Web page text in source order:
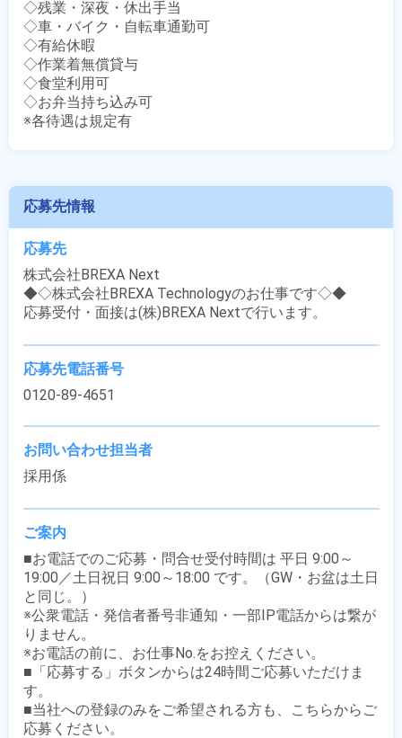
◇残業・深夜・休出手当
◇車・バイク・自転車通勤可
◇有給休暇
◇作業着無償貸与
◇食堂利用可
◇お弁当持ち込み可
※各待遇は規定有
応募先情報
応募先
株式会社BREXA Next
◆◇株式会社BREXA Technologyのお仕事です◇◆
応募受付・面接は(株)BREXA Nextで行います。
応募先電話番号
0120-89-4651
お問い合わせ担当者
採用係
ご案内
■お電話でのご応募・問合せ受付時間は 平日 9:00～
19:00／土日祝日 9:00～18:00 です。（GW・お盆は土日
と同じ。）
※公衆電話・発信者番号非通知・一部IP電話からは繋が
りません。
※お電話の前に、お仕事No.をお控えください。
■「応募する」ボタンからは24時間ご応募いただけま
す。
■当社への登録のみをご希望される方も、こちらからご
応募ください。